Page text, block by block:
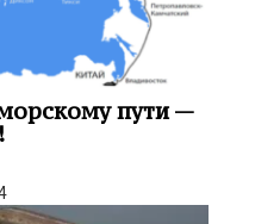
пути —